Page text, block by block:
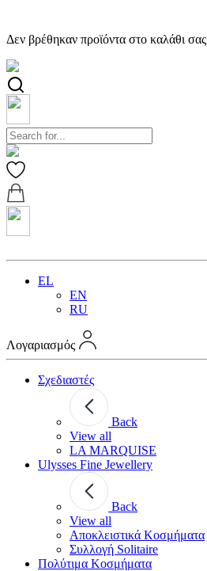
Δεν βρέθηκαν προϊόντα στο καλάθι σας
EL
EN
RU
Λογαριασμός
Σχεδιαστές
Back
View all
LA MARQUISE
Ulysses Fine Jewellery
Back
View all
Αποκλειστικά Κοσμήματα
Συλλογή Solitaire
Πολύτιμα Κοσμήματα